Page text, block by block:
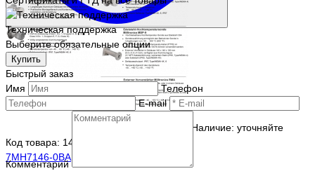
Наличие: уточняйте
Код товара: 14449-01
7MH7146-0BA
Техническая поддержка
Выберите обязательные опции
Купить
Быстрый заказ
Имя
Телефон
E-mail
Комментарий